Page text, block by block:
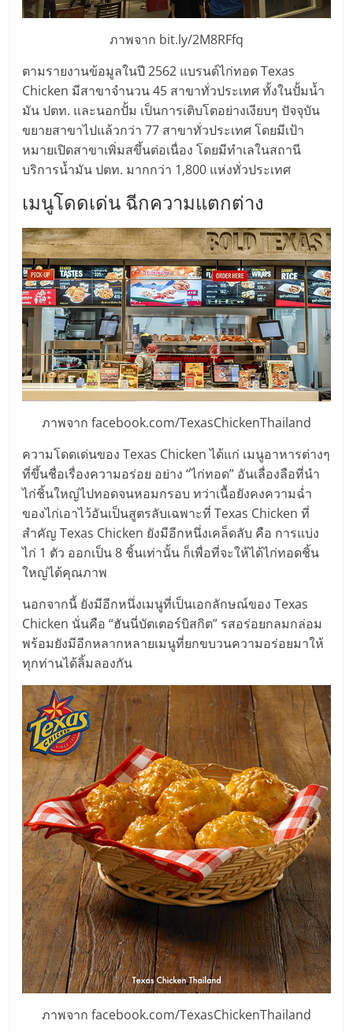
ศูนย์
รวม
แฟ
รน
ไชส์
พร้อม
ทำเล
สำหรับ
เปิด
ร้าน
ปรึกษา
ฟรี,
บริการ
พัฒนา
ระบบ
แฟ
รน
ไชส์"
"ศูนย์
รวม
ข้อมูล
ธุรกิจ
SME
แห่ง
ประเทศไทย,
ThaiSMEsCenter,
รวม
ธุรกิจ
ภาพจาก bit.ly/2M8RFfq
ตามรายงานข้อมูลในปี 2562 แบรนด์ไก่ทอด Texas
Chicken มีสาขาจำนวน 45 สาขาทั่วประเทศ ทั้งในปั้มน้ำ
มัน ปตท. และนอกปั้ม เป็นการเติบโตอย่างเงียบๆ ปัจจุบัน
ขยายสาขาไปแล้วกว่า 77 สาขาทั่วประเทศ โดยมีเป้า
หมายเปิดสาขาเพิ่มสขึ้นต่อเนื่อง โดยมีทำเลในสถานี
บริการน้ำมัน ปตท. มากกว่า 1,800 แห่งทั่วประเทศ
เมนูโดดเด่น ฉีกความแตกต่าง
ภาพจาก facebook.com/TexasChickenThailand
ความโดดเด่นของ Texas Chicken ได้แก่ เมนูอาหารต่างๆ
ที่ขึ้นชื่อเรื่องความอร่อย อย่าง “ไก่ทอด” อันเลื่องลือที่นำ
ไก่ชิ้นใหญ่ไปทอดจนหอมกรอบ ทว่าเนื้อยังคงความฉ่ำ
ของไก่เอาไว้อันเป็นสูตรลับเฉพาะที่ Texas Chicken ที่
สำคัญ Texas Chicken ยังมีอีกหนึ่งเคล็ดลับ คือ การแบ่ง
ไก่ 1 ตัว ออกเป็น 8 ชิ้นเท่านั้น ก็เพื่อที่จะให้ได้ไก่ทอดชิ้น
ใหญ่ได้คุณภาพ
นอกจากนี้ ยังมีอีกหนึ่งเมนูที่เป็นเอกลักษณ์ของ Texas
Chicken นั่นคือ “ฮันนี่บัตเตอร์บิสกิต” รสอร่อยกลมกล่อม
พร้อมยังมีอีกหลากหลายเมนูที่ยกขบวนความอร่อยมาให้
ทุกท่านได้ลิ้มลองกัน
ภาพจาก facebook.com/TexasChickenThailand